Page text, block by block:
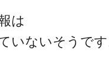
は
いないそうです